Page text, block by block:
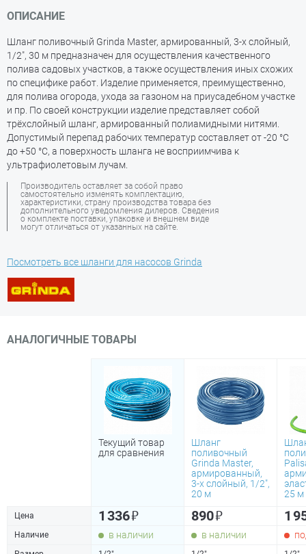
ОПИСАНИЕ
Шланг поливочный Grinda Master, армированный, 3-х слойный,
1/2", 30 м предназначен для осуществления качественного
полива садовых участков, а также осуществления иных схожих
по специфике работ. Изделие применяется, преимущественно,
для полива огорода, ухода за газоном на приусадебном участке
и пр. По своей конструкции изделие представляет собой
трёхслойный шланг, армированный полиамидными нитями.
Допустимый перепад рабочих температур составляет от -20 °С
до +50 °С, а поверхность шланга не восприимчива к
ультрафиолетовым лучам.
Производитель оставляет за собой право
самостоятельно изменять комплектацию,
характеристики, страну производства товара без
дополнительного уведомления дилеров. Сведения
о комплекте поставки, упаковке и внешнем виде
могут отличаться от указанных на сайте.
Посмотреть все шланги для насосов Grinda
АНАЛОГИЧНЫЕ ТОВАРЫ
Текущий товар
для сравнения
Шланг
поливочный
Grinda Master,
армированный,
3-х слойный, 1/2",
20 м
25 м
Цена 1 336₽ 890₽ 1
Наличие в наличии в наличии